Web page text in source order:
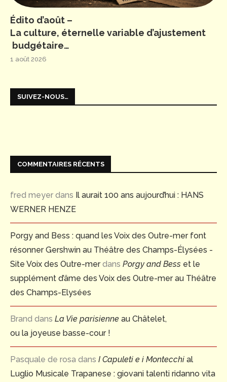
Édito d’août –
La culture, éternelle variable d’ajustement
budgétaire…
1 août 2026
SUIVEZ-NOUS…
COMMENTAIRES RÉCENTS
fred meyer dans Il aurait 100 ans aujourd’hui : HANS
WERNER HENZE
Porgy and Bess : quand les Voix des Outre-mer font
résonner Gershwin au Théâtre des Champs-Élysées -
Site Voix des Outre-merdans Porgy and Bess et le
supplément d’âme des Voix des Outre-mer au Théâtre
des Champs-Elysées
Brand dans La Vie parisienne au Châtelet,
ou la joyeuse basse-cour !
Pasquale de rosa dans I Capuleti e i Montecchi al
Luglio Musicale Trapanese : giovani talenti ridanno vita